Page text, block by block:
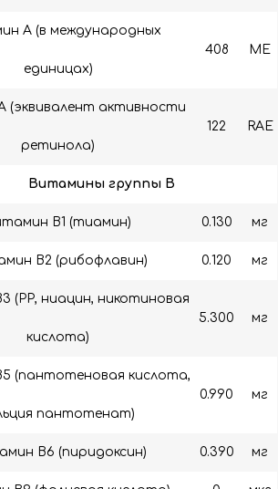
А (в международных
единицах)
408 МЕ
(эквивалент активности
ретинола)
122 RAE
Витамины группы B
B1 (тиамин) 0.130 мг
B2 (рибофлавин) 0.120 мг
(РР, ниацин, никотиновая
кислота)
5.300 мг
(пантотеновая кислота,
пантотенат)
0.990 мг
B6 (пиридоксин) 0.390 мг